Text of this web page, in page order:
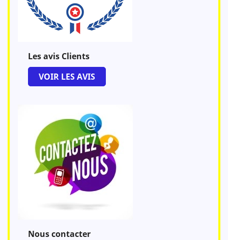
Les avis Clients
VOIR LES AVIS
Nous contacter